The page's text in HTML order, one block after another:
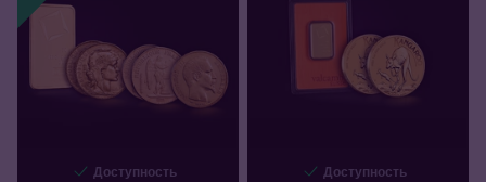
Доступность Доступность